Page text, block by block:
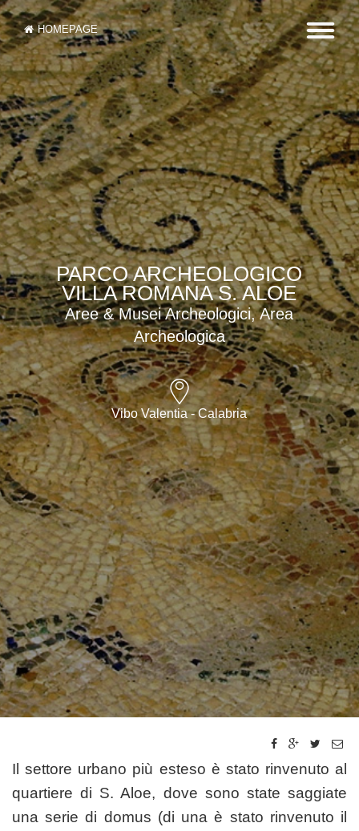
HOMEPAGE
PARCO ARCHEOLOGICO
VILLA ROMANA S. ALOE
Aree & Musei Archeologici, Area
Archeologica
Vibo Valentia - Calabria
Il settore urbano più esteso è stato rinvenuto al
quartiere di S. Aloe, dove sono state saggiate
una serie di domus (di una è stato rinvenuto il